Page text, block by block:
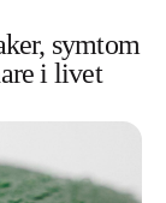
symtom
i livet